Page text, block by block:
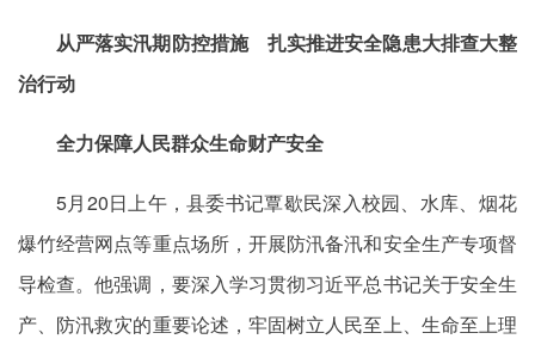
从严落实汛期防控措施 扎实推进安全隐患大排查大整
治行动
全力保障人民群众生命财产安全
5月20日上午，县委书记覃歇民深入校园、水库、烟花
爆竹经营网点等重点场所，开展防汛备汛和安全生产专项督
导检查。他强调，要深入学习贯彻习近平总书记关于安全生
产、防汛救灾的重要论述，牢固树立人民至上、生命至上理